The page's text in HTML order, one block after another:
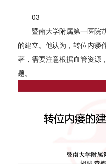
03
暨南大学附属第一医院
的建立。他认为，转位内瘘
著，需要注意根据血管资源
题。